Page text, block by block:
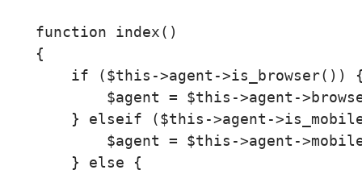
    function index()
    {
if ($this->agent->is_browser())
$agent = $this->agent-
} elseif ($this->agent-
$agent = $this->agent-
        } else {